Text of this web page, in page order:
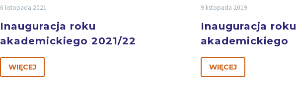
6 listopada 2021
Inauguracja roku
akademickiego 2021/22
WIĘCEJ
9 listopada 2019
Inauguracja roku
akademickiego
WIĘCEJ